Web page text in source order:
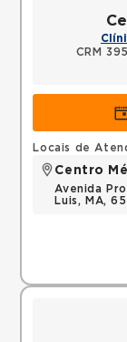
CRM
Locais de
Centro
Avenida
Luis, MA,